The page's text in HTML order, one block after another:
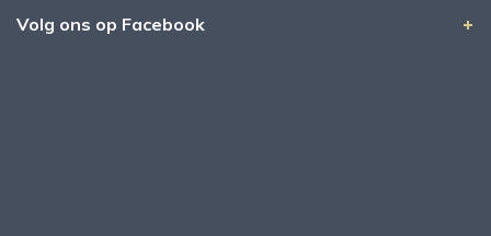
Volg ons op Facebook